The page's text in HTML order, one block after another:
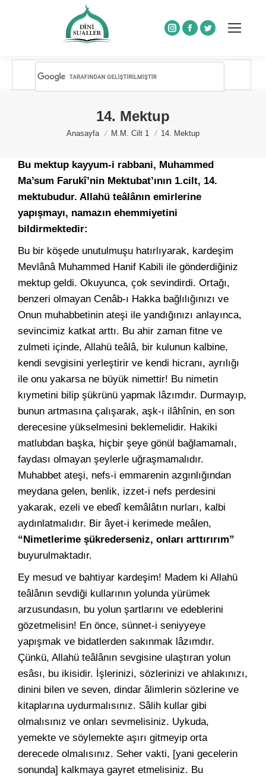
Instagram
Facebook
Twitter
14. Mektup
You are here:
Anasayfa M.M. Cilt 1 14. Mektup
Bu mektup kayyum-i rabbani, Muhammed
Ma’sum Farukî’nin Mektubat’ının 1.cilt, 14.
mektubudur. Allahü teâlânın emirlerine
yapışmayı, namazın ehemmiyetini
bildirmektedir:
Bu bir köşede unutulmuşu hatırlıyarak, kardeşim
Mevlânâ Muhammed Hanif Kabili ile gönderdiğiniz
mektup geldi. Okuyunca, çok sevindirdi. Ortağı,
benzeri olmayan Cenâb-ı Hakka bağlılığınızı ve
Onun muhabbetinin ateşi ile yandığınızı anlayınca,
sevincimiz katkat arttı. Bu ahir zaman fitne ve
zulmeti içinde, Allahü teâlâ, bir kulunun kalbine,
kendi sevgisini yerleştirir ve kendi hicranı, ayrılığı
ile onu yakarsa ne büyük nimettir! Bu nimetin
kıymetini bilip şükrünü yapmak lâzımdır. Durmayıp,
bunun artmasına çalışarak, aşk-ı ilâhînin, en son
derecesine yükselmesini beklemelidir. Hakiki
matlubdan başka, hiçbir şeye gönül bağlamamalı,
faydası olmayan şeylerle uğraşmamalıdır.
Muhabbet ateşi, nefs-i emmarenin azgınlığından
meydana gelen, benlik, izzet-i nefs perdesini
yakarak, ezeli ve ebedî kemâlâtın nurları, kalbi
aydınlatmalıdır. Bir âyet-i kerimede meâlen,
“Nimetlerime şükrederseniz, onları arttırırım”
buyurulmaktadır.
Ey mesud ve bahtiyar kardeşim! Madem ki Allahü
teâlânın sevdiği kullarının yolunda yürümek
arzusundasın, bu yolun şartlarını ve edeblerini
gözetmelisin! En önce, sünnet-i seniyyeye
yapışmak ve bidatlerden sakınmak lâzımdır.
Çünkü, Allahü teâlânın sevgisine ulaştıran yolun
esâsı, bu ikisidir. İşlerinizi, sözlerinizi ve ahlakınızı,
dinini bilen ve seven, dindar âlimlerin sözlerine ve
kitaplarına uydurmalısınız. Sâlih kullar gibi
olmalısınız ve onları sevmelisiniz. Uykuda,
yemekte ve söylemekte aşırı gitmeyip orta
derecede olmalısınız. Seher vakti, [yani gecelerin
sonunda] kalkmaya gayret etmelisiniz. Bu